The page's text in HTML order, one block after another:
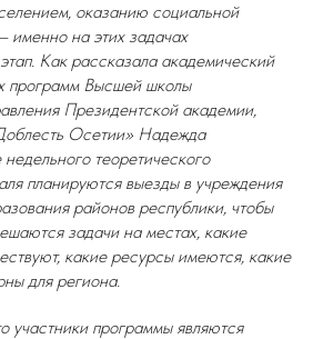
оказанию социальной
именно на этих задачах
Как рассказала академический
программ Высшей школы
Президентской академии,
Осетии» Надежда
теоретического
планируются выезды в учреждения
районов республики, чтобы
задачи на местах, какие
какие ресурсы имеются, какие
для региона.
участники программы являются